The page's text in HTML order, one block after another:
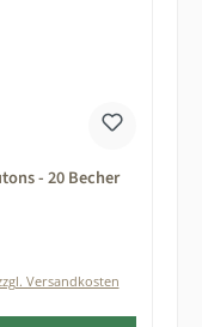
- 20 Becher
Versandkosten